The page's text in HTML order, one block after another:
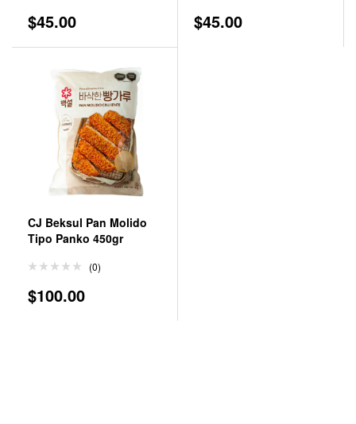
$45.00 $45.00
CJ Beksul Pan Molido
Tipo Panko 450gr
(0)
$100.00